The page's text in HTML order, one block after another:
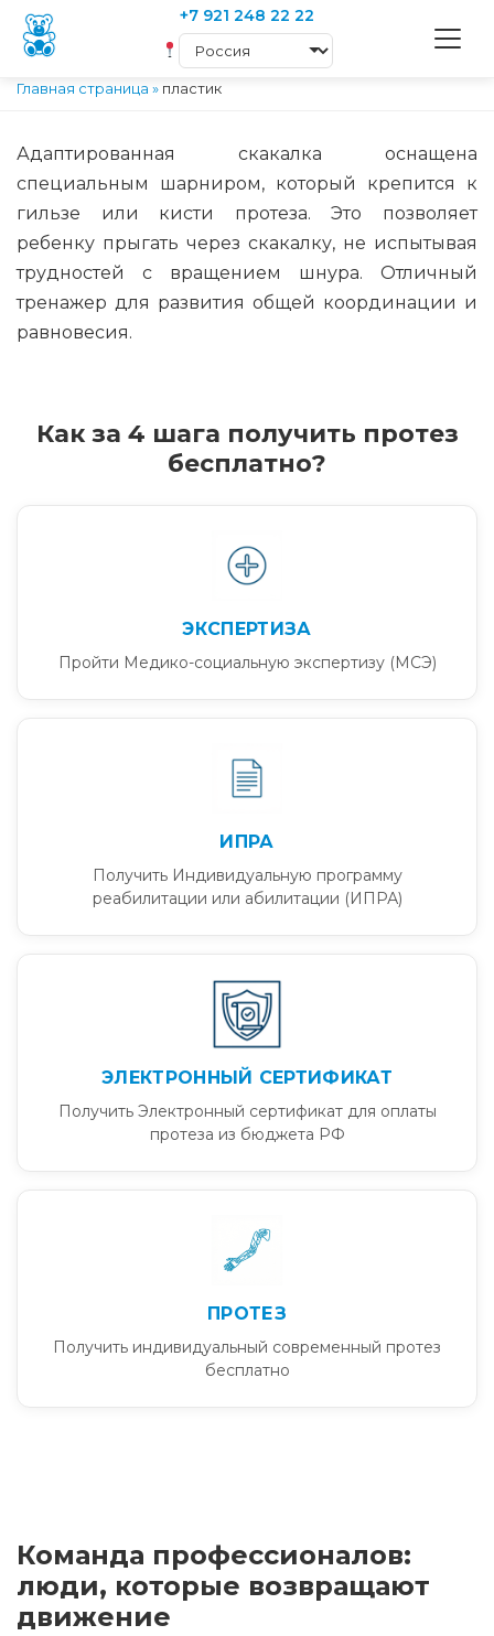
+7 921 248 22 22
Главная страница » пластик
Адаптированная скакалка оснащена
специальным шарниром, который крепится к
гильзе или кисти протеза. Это позволяет
ребенку прыгать через скакалку, не испытывая
трудностей с вращением шнура. Отличный
тренажер для развития общей координации и
равновесия.
Как за 4 шага получить протез
бесплатно?
ЭКСПЕРТИЗА
Пройти Медико-социальную экспертизу (МСЭ)
ИПРА
Получить Индивидуальную программу
реабилитации или абилитации (ИПРА)
ЭЛЕКТРОННЫЙ СЕРТИФИКАТ
Получить Электронный сертификат для оплаты
протеза из бюджета РФ
ПРОТЕЗ
Получить индивидуальный современный протез
бесплатно
Команда профессионалов:
люди, которые возвращают
движение